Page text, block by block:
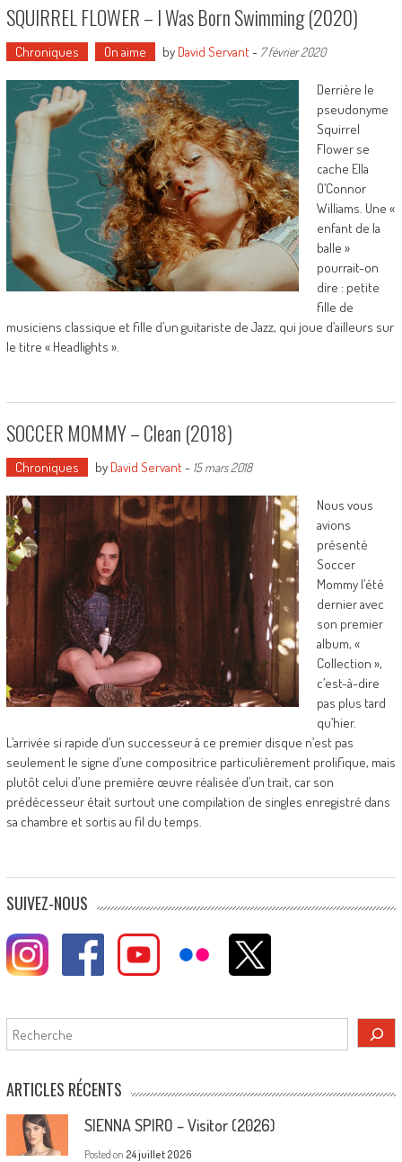
SQUIRREL FLOWER – I Was Born Swimming (2020)
Chroniques On aime by David Servant- 7 février 2020
Derrière le
pseudonyme
Squirrel
Flower se
cache Ella
O’Connor
Williams. Une «
enfant de la
balle »
pourrait-on
dire : petite
fille de
musiciens classique et fille d’un guitariste de Jazz, qui joue d’ailleurs sur
le titre « Headlights ».
SOCCER MOMMY – Clean (2018)
Chroniques by David Servant- 15 mars 2018
Nous vous
avions
présenté
Soccer
Mommy l’été
dernier avec
son premier
album, «
Collection »,
c’est-à-dire
pas plus tard
qu’hier.
L’arrivée si rapide d’un successeur à ce premier disque n’est pas
seulement le signe d’une compositrice particulièrement prolifique, mais
plutôt celui d’une première œuvre réalisée d’un trait, car son
prédécesseur était surtout une compilation de singles enregistré dans
sa chambre et sortis au fil du temps.
SUIVEZ-NOUS
Rechercher
ARTICLES RÉCENTS
SIENNA SPIRO – Visitor (2026)
Posted on 24 juillet 2026